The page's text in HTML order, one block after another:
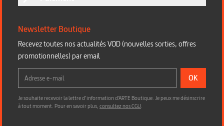
Newsletter Boutique
Recevez toutes nos actualités VOD (nouvelles sorties, offres
promotionnelles) par email
OK
Je souhaite recevoir la lettre d’information d'ARTE Boutique. Je peux me désinscrire
à tout moment. Pour en savoir plus,consultez nos CGU.